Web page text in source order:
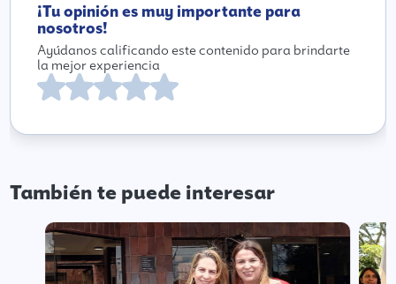
¡Tu opinión es muy importante para
nosotros!
Ayúdanos calificando este contenido para brindarte
la mejor experiencia
También te puede interesar